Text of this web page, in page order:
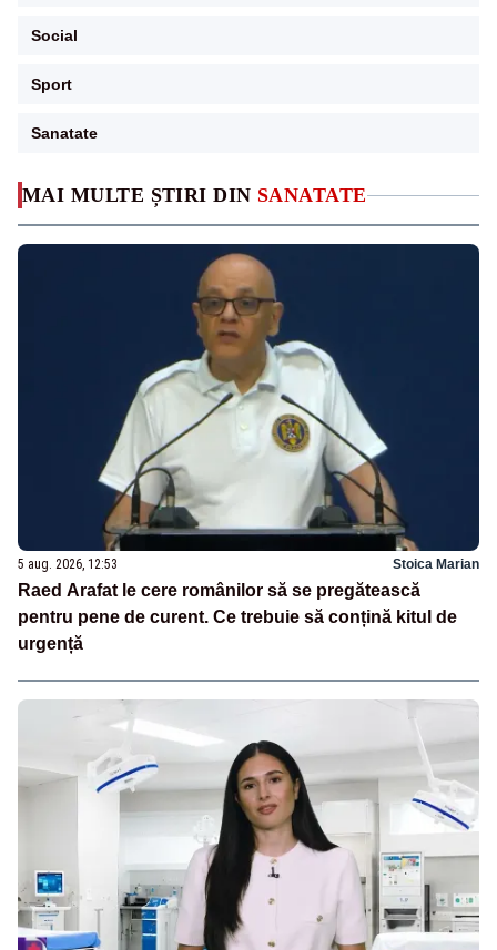
MAI MULTE ȘTIRI DIN SANATATE
5 aug. 2026, 12:53 Stoica Marian
Raed Arafat le cere românilor să se pregătească
pentru pene de curent. Ce trebuie să conțină kitul de
urgență
Social
Sport
Sanatate